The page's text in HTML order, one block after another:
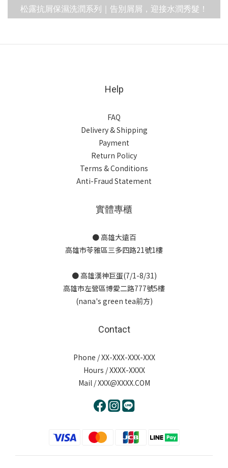
松露抗屑保濕洗潤系列｜告別屑屑，迎接水潤秀髮！
Help
FAQ
Delivery & Shipping
Payment
Return Policy
Terms & Conditions
Anti-Fraud Statement
實體專櫃
● 高雄大遠百
高雄市苓雅區三多四路21號1樓
● 高雄漢神巨蛋(7/1-8/31)
高雄市左營區博愛二路777號5樓
(nana's green tea前方)
Contact
Phone / XX-XXX-XXX-XXX
Hours / XXXX-XXXX
Mail / XXX@XXXX.COM